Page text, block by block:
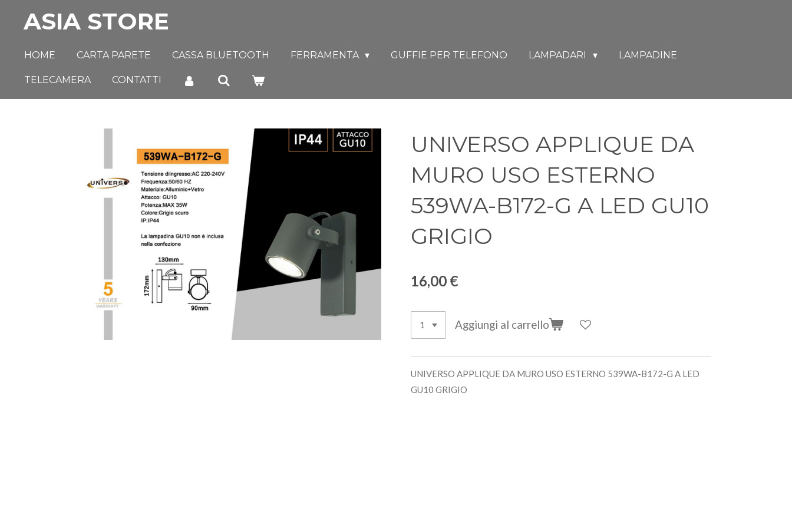
principale
ASIA STORE
HOME CARTA PARETE CASSA BLUETOOTH FERRAMENTA GUFFIE PER TELEFONO LAMPADARI LAMPADINE
TELECAMERA CONTATTI
UNIVERSO APPLIQUE DA
MURO USO ESTERNO
539WA-B172-G A LED GU10
GRIGIO
16,00 €
Aggiungi al carrello
UNIVERSO APPLIQUE DA MURO USO ESTERNO 539WA-B172-G A LED
GU10 GRIGIO